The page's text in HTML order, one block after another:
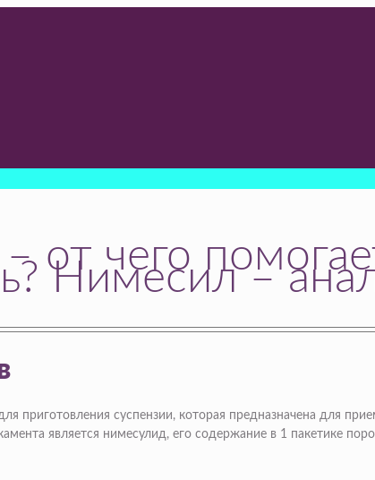
от чего
Нимесил –
приготовления суспензии, которая предназначена для
является нимесулид, его содержание в 1 пакетике